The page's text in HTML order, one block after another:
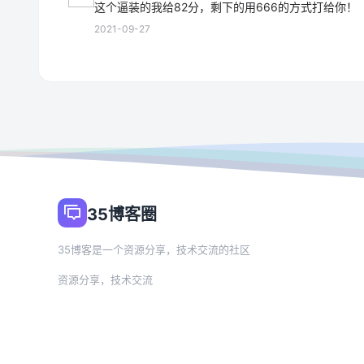
这个逼装的我给82分，剩下的用666的方式打给你！
2021-09-27
35博客圈
35博客是一个资源分享，技术交流的社区
资源分享，技术交流